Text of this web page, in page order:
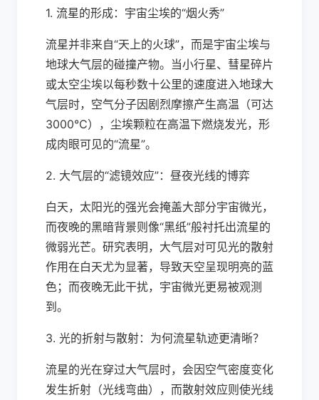
1. 流星的形成：宇宙尘埃的“烟火秀”
流星并非来自“天上的火球”，而是宇宙尘埃与
地球大气层的碰撞产物。当小行星、彗星碎片
或太空尘埃以每秒数十公里的速度进入地球大
气层时，空气分子因剧烈摩擦产生高温（可达
3000℃），尘埃颗粒在高温下燃烧发光，形
成肉眼可见的“流星”。
2. 大气层的“滤镜效应”：昼夜光线的博弈
白天，太阳光的强光会掩盖大部分宇宙微光，
而夜晚的黑暗背景则像“黑纸”般衬托出流星的
微弱光芒。研究表明，大气层对可见光的散射
作用在白天尤为显著，导致天空呈现明亮的蓝
色；而夜晚无此干扰，宇宙微光更易被观测
到。
3. 光的折射与散射：为何流星轨迹更清晰？
流星的光在穿过大气层时，会因空气密度变化
发生折射（光线弯曲），而散射效应则使光线